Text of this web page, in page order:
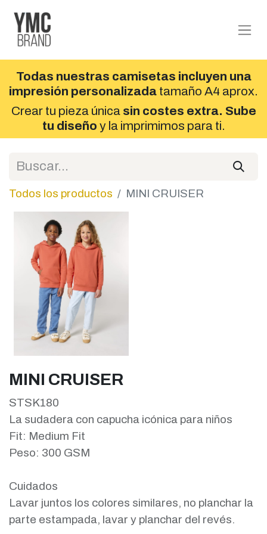
Todas nuestras camisetas incluyen una
impresión personalizada tamaño A4 aprox.
Crear tu pieza únicasin costes extra. Sube
tu diseño y la imprimimos para ti.
Todos los productos MINI CRUISER
MINI CRUISER
STSK180
La sudadera con capucha icónica para niños
Fit: Medium Fit
Peso: 300 GSM
Cuidados
Lavar juntos los colores similares, no planchar la
parte estampada, lavar y planchar del revés.